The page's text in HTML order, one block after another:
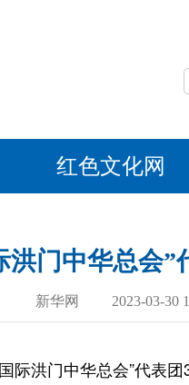
红色文化网
洪门中华总会”
新华网 2023-03-30
洪门中华总会”代表